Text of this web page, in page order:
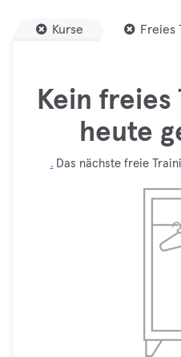
Kurse Freies
Kein
heute
. Das nächste freie